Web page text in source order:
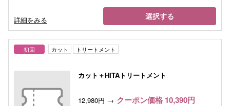
詳細をみる 選択する
初回 カット トリートメント
カット＋HITAトリートメント
12,980円 クーポン価格 10,390円